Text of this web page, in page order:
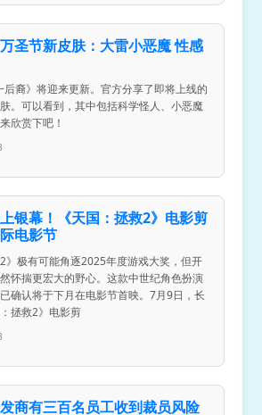
万圣节新皮肤：大雷小恶魔 性感
后裔》将迎来更新。官方分享了即将上线的
。可以看到，其中包括科学怪人、小恶魔
欣赏下吧！
银幕！《天国：拯救2》电影剪
电影节
》极有可能角逐2025年度游戏大奖，但开
怀揣更宏大的野心。这款中世纪角色扮演
确认将于下月在电影节首映。7月9日，长
拯救2》电影剪
发商有三百名员工收到裁员风险